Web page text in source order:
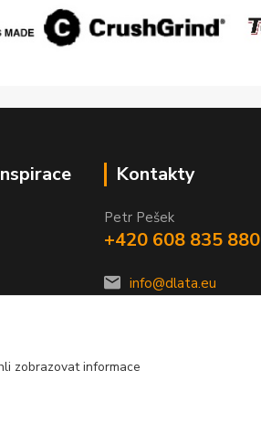
Kontakty
Petr Pešek
+420 608 835 880
info@dlata.eu
zobrazovat informace